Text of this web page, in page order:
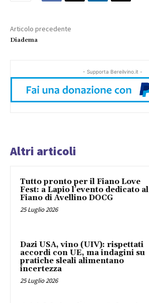
Articolo precedente
Diadema
- Supporta Bereilvino.it -
Altri articoli
Tutto pronto per il Fiano Love
Fest: a Lapio l’evento dedicato al
Fiano di Avellino DOCG
25 Luglio 2026
Dazi USA, vino (UIV): rispettati
accordi con UE, ma indagini su
pratiche sleali alimentano
incertezza
25 Luglio 2026